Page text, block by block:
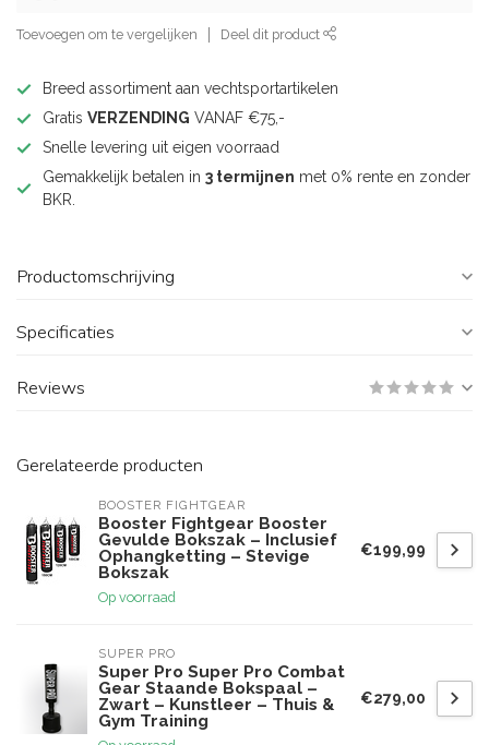
Toevoegen om te vergelijken Deel dit product
Breed assortiment aan vechtsportartikelen
Gratis VERZENDING VANAF €75,-
Snelle levering uit eigen voorraad
Gemakkelijk betalen in 3 termijnen met 0% rente en zonder
BKR.
Productomschrijving
Specificaties
Reviews
Gerelateerde producten
BOOSTER FIGHTGEAR
Booster Fightgear Booster
Gevulde Bokszak – Inclusief
Ophangketting – Stevige
Bokszak
Op voorraad
€199,99
SUPER PRO
Super Pro Super Pro Combat
Gear Staande Bokspaal –
Zwart – Kunstleer – Thuis &
Gym Training
€279,00